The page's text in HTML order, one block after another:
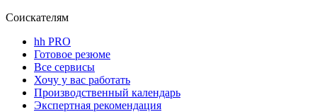
Соискателям
hh PRO
Готовое резюме
Все сервисы
Хочу у вас работать
Производственный календарь
Экспертная рекомендация